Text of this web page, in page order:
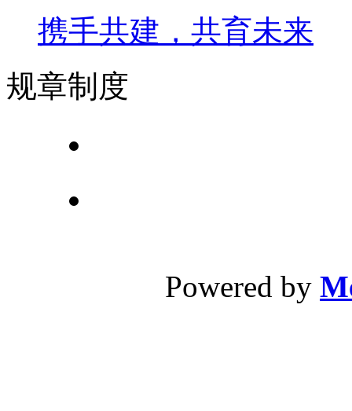
携手共建，共育未来
规章制度
Powered by